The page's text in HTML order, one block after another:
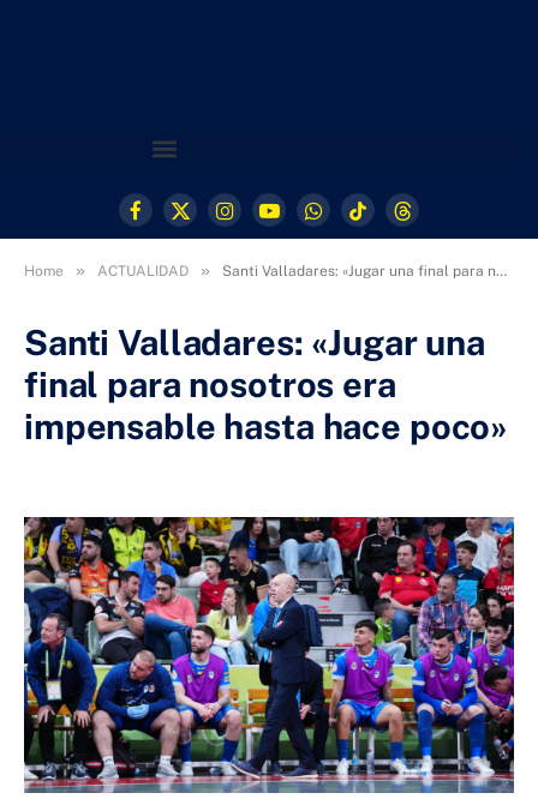
Facebook
X
(Twitter)
Instagram
YouTubeWhatsApp
TikTokThreads
Home » ACTUALIDAD » Santi Valladares: «Jugar una final para nosotros era impensable hasta hace poco»
Santi Valladares: «Jugar una
final para nosotros era
impensable hasta hace poco»